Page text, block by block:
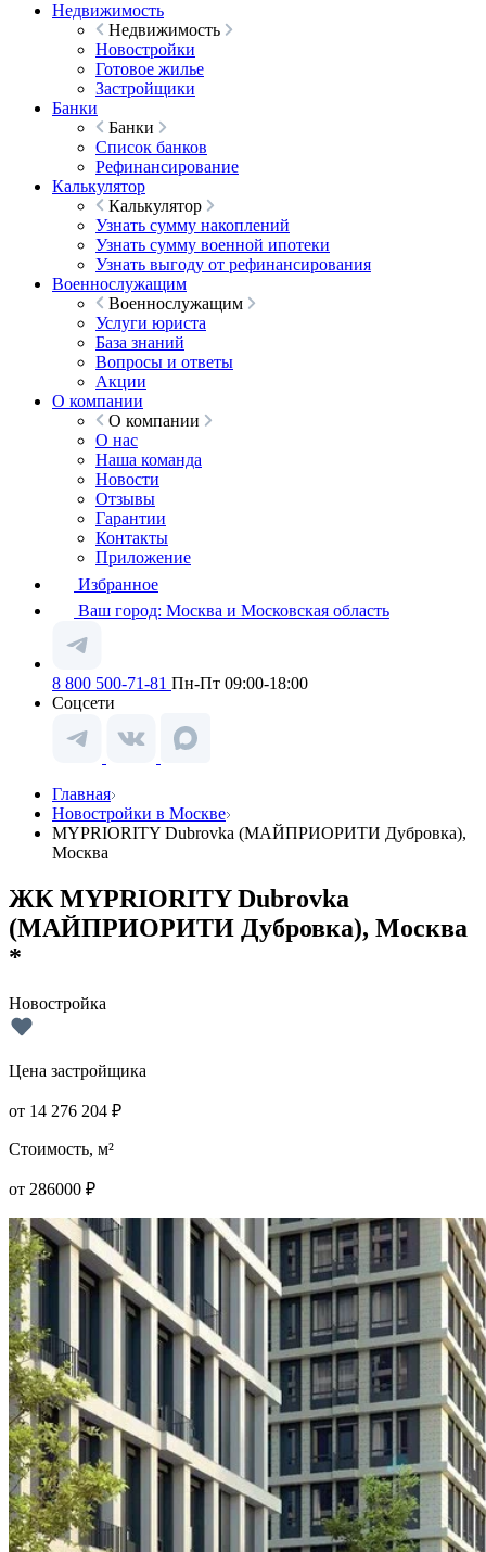
Недвижимость
Недвижимость
Новостройки
Готовое жилье
Застройщики
Банки
Банки
Список банков
Рефинансирование
Калькулятор
Калькулятор
Узнать сумму накоплений
Узнать сумму военной ипотеки
Узнать выгоду от рефинансирования
Военнослужащим
Военнослужащим
Услуги юриста
База знаний
Вопросы и ответы
Акции
О компании
О компании
О нас
Наша команда
Новости
Отзывы
Гарантии
Контакты
Приложение
Избранное
Ваш город: Москва и Московская область
8 800 500-71-81 Пн-Пт 09:00-18:00
Соцсети
Главная
Новостройки в Москве
MYPRIORITY Dubrovka (МАЙПРИОРИТИ Дубровка),
Москва
ЖК MYPRIORITY Dubrovka
(МАЙПРИОРИТИ Дубровка), Москва
*
Новостройка
Цена застройщика
от 14 276 204 ₽
Стоимость, м²
от 286000 ₽